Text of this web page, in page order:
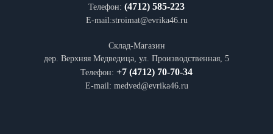
Телефон: (4712) 585-223
E-mail:stroimat@evrika46.ru
Склад-Магазин
дер. Верхняя Медведица, ул. Производственная, 5
Телефон: +7 (4712) 70-70-34
E-mail: medved@evrika46.ru